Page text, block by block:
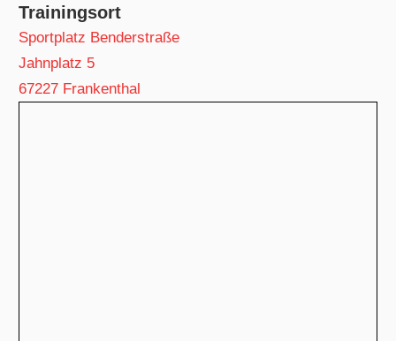
Trainingsort
Sportplatz Benderstraße
Jahnplatz 5
67227 Frankenthal